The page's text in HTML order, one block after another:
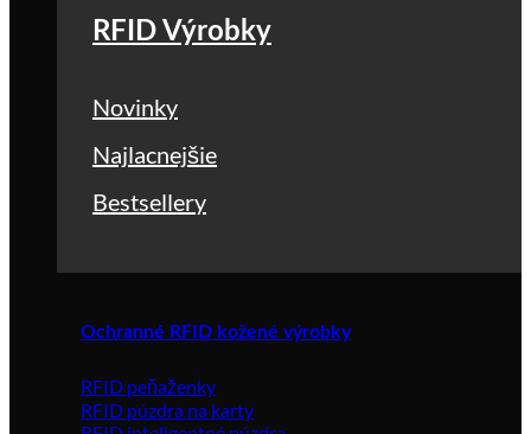
RFID Výrobky
Novinky
Najlacnejšie
Bestsellery
Ochranné RFID kožené výrobky
RFID peňaženky
RFID púzdra na karty